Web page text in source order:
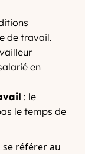
de travail.
en
: le
le temps de
se référer au